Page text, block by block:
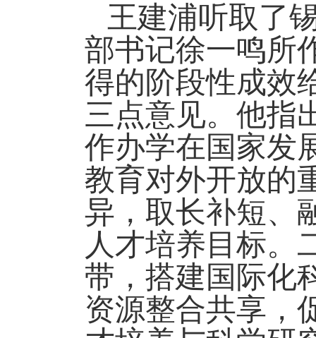
王建浦听取了
部书记徐一鸣所
得的阶段性成效
三点意见。他指
作办学在国家发
教育对外开放的
异，取长补短、
人才培养目标。
带，搭建国际化
资源整合共享，